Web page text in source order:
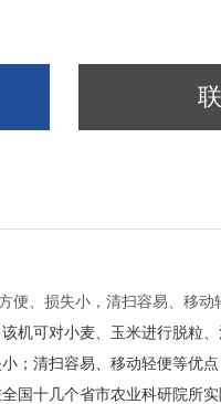
、损失小，清扫容易、移动
机可对小麦、玉米进行脱粒
；清扫容易、移动轻便等优
国十几个省市农业科研院所实